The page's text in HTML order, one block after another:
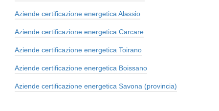
Aziende certificazione energetica Alassio
Aziende certificazione energetica Carcare
Aziende certificazione energetica Toirano
Aziende certificazione energetica Boissano
Aziende certificazione energetica Savona (provincia)